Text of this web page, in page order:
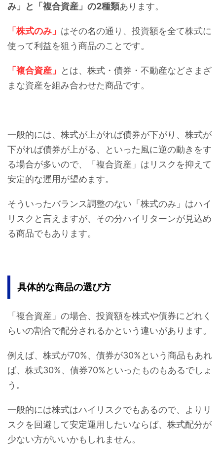
み」と「複合資産」の2種類あります。
「株式のみ」 はその名の通り、投資額を全て株式に
使って利益を狙う商品のことです。
「複合資産」
とは、株式・債券・不動産などさまざ
まな資産を組み合わせた商品です。
一般的には、株式が上がれば債券が下がり、株式が
下がれば債券が上がる、といった風に逆の動きをす
る場合が多いので、「複合資産」はリスクを抑えて
安定的な運用が望めます。
そういったバランス調整のない「株式のみ」はハイ
リスクと言えますが、その分ハイリターンが見込め
る商品でもあります。
具体的な商品の選び方
「複合資産」の場合、投資額を株式や債券にどれく
らいの割合で配分されるかという違いがあります。
例えば、株式が70%、債券が30%という商品もあれ
ば、株式30%、債券70%といったものもあるでしょ
う。
一般的には株式はハイリスクでもあるので、よりリ
スクを回避して安定運用したいならば、株式配分が
少ない方がいいかもしれません。